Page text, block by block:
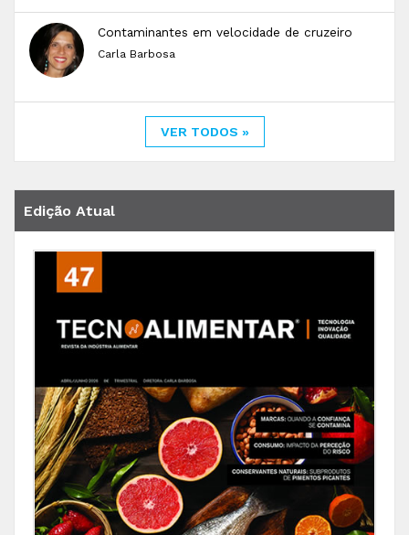
Contaminantes em velocidade de cruzeiro
Carla Barbosa
VER TODOS »
Edição Atual